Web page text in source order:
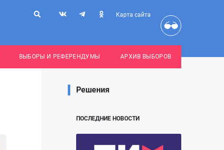
Карта сайта
ВЫБОРЫ И РЕФЕРЕНДУМЫ АРХИВ ВЫБОРОВ
Решения
ПОСЛЕДНИЕ НОВОСТИ